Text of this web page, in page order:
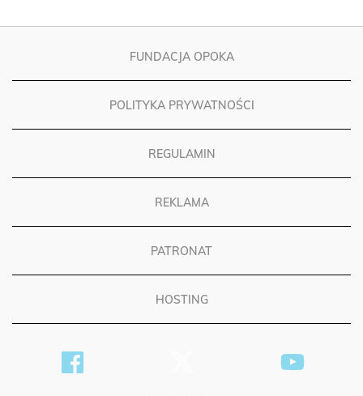
FUNDACJA OPOKA
POLITYKA PRYWATNOŚCI
REGULAMIN
REKLAMA
PATRONAT
HOSTING